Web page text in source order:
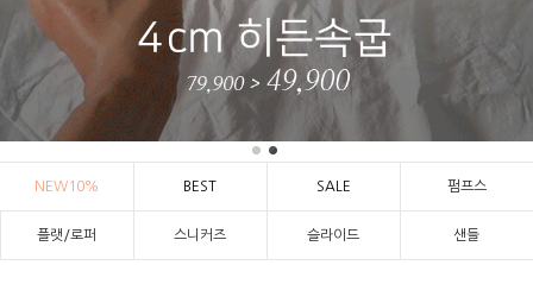
NEW10% BEST SALE 펌프스
플랫/로퍼 스니커즈 슬라이드 샌들